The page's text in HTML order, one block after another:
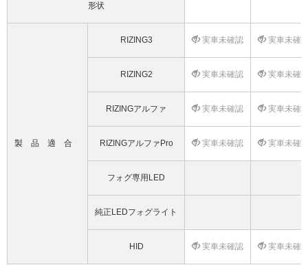
形状
製品適合
RIZING3 実車未確認 実車未確
RIZING2 実車未確認 実車未確
RIZINGアルファ 実車未確認 実車未確
RIZINGアルファPro 実車未確認 実車未確
フォグ専用LED
純正LEDフォグライト
HID 実車未確認 実車未確